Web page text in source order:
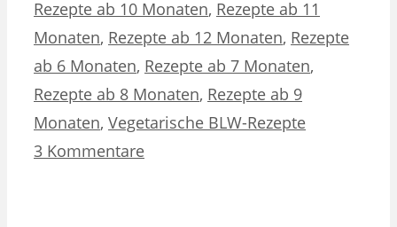
Rezepte ab 10 Monaten, Rezepte ab 11
Monaten, Rezepte ab 12 Monaten, Rezepte
ab 6 Monaten, Rezepte ab 7 Monaten,
Rezepte ab 8 Monaten, Rezepte ab 9
Monaten, Vegetarische BLW-Rezepte
3 Kommentare